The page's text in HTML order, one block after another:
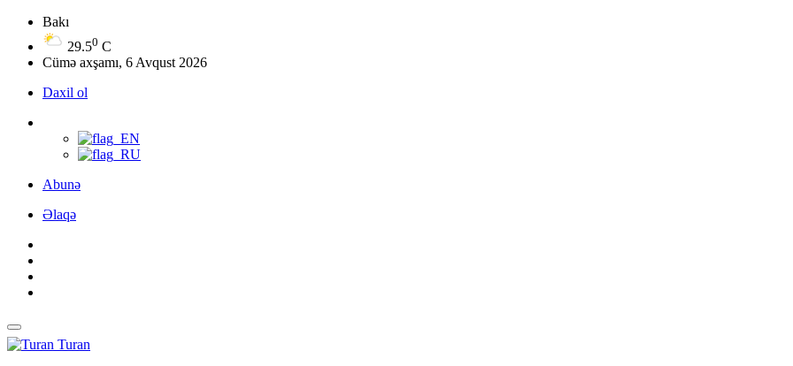
Bakı
29.50 C
Cümə axşamı, 6 Avqust 2026
Daxil ol
Abunə
Əlaqə
Turan